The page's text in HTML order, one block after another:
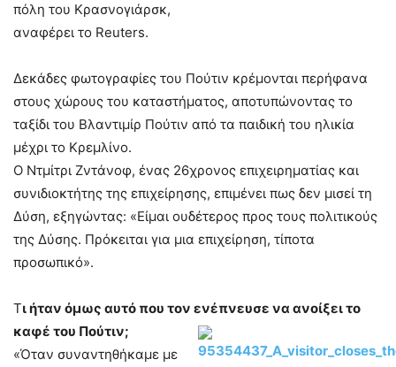
πόλη του Κρασνογιάρσκ,
αναφέρει το Reuters.
Δεκάδες φωτογραφίες του Πούτιν κρέμονται περήφανα
στους χώρους του καταστήματος, αποτυπώνοντας το
ταξίδι του Βλαντιμίρ Πούτιν από τα παιδική του ηλικία
μέχρι το Κρεμλίνο.
Ο Ντμίτρι Ζντάνοφ, ένας 26χρονος επιχειρηματίας και
συνιδιοκτήτης της επιχείρησης, επιμένει πως δεν μισεί τη
Δύση, εξηγώντας: «Είμαι ουδέτερος προς τους πολιτικούς
της Δύσης. Πρόκειται για μια επιχείρηση, τίποτα
προσωπικό».
Τι ήταν όμως αυτό που τον ενέπνευσε να ανοίξει το
καφέ του Πούτιν;
«Όταν συναντηθήκαμε με